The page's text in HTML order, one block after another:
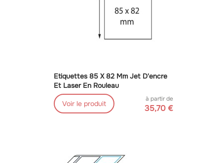
Etiquettes 85 X 82 Mm Jet D'encre
Et Laser En Rouleau
Voir le produit
à partir de
35,70 €